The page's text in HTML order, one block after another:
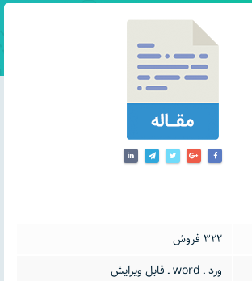
322 فروش
ورد ـ word ـ قابل ویرایش